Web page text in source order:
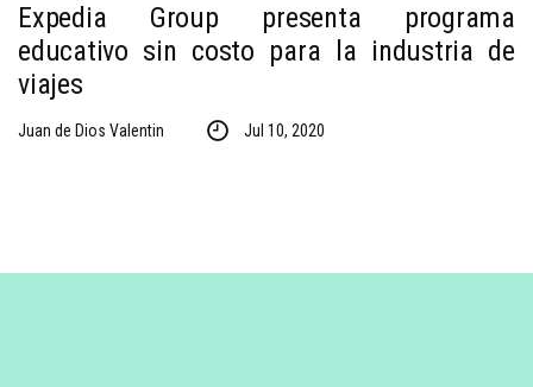
Expedia Group presenta programa
educativo sin costo para la industria de
viajes
Juan de Dios Valentin Jul 10, 2020